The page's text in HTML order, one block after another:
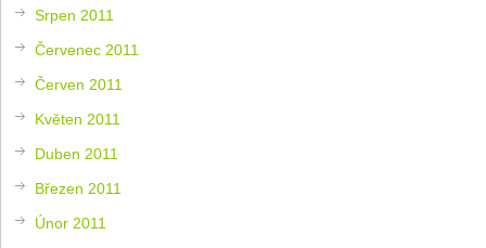
Srpen 2011
Červenec 2011
Červen 2011
Květen 2011
Duben 2011
Březen 2011
Únor 2011